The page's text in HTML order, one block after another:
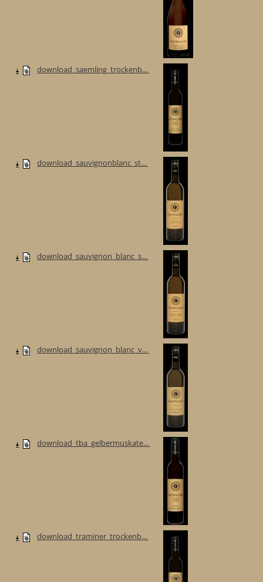
download_saemling_trockenb...
download_sauvignonblanc_st...
download_sauvignon_blanc_s...
download_sauvignon_blanc_v...
download_tba_gelbermuskate...
download_traminer_trockenb...